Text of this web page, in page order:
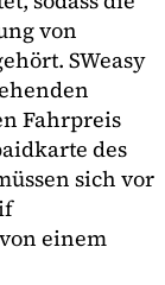
von
SWeasy
Fahrpreis
des
sich vor
einem